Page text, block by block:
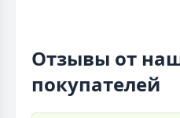
Отзывы от
покупателей